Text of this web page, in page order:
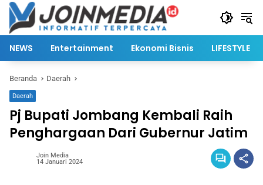
Langsung
konten
NEWS Entertainment Ekonomi Bisnis LIFESTYLE
Beranda Daerah
Daerah
Pj Bupati Jombang Kembali Raih
Penghargaan Dari Gubernur Jatim
Join Media
14 Januari 2024